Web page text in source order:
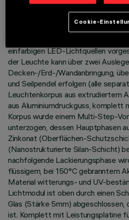
einfarbigen LED-Lichtquellen
der Leuchte kann über zwei
Decken-/Erd-/Wandanbringung,
und Seilpendel erfolgen (alle
Leuchtenkorpus aus extrudiertem
aus Aluminiumdruckguss, komplett
Korpus wurde einem Multi-Step-
unterzogen, dessen Hauptphasen
Zinkonat (Oberflächen-
(Nanostrukturierte Silan-Schicht)
nachfolgende Lackierungsphase
flüssigem, bei 150°C gebranntem
Material witterungs- und UV-
Lichtmodul ist oben durch einen
Glas (Stärke 5mm)
ist. Komplett mit Leistungsplatine
Cookie-